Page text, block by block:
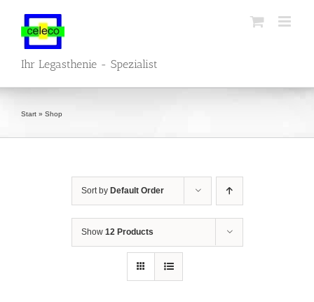
content
Ihr Legasthenie - Spezialist
Start » Shop
Sort by Default Order
Show 12 Products